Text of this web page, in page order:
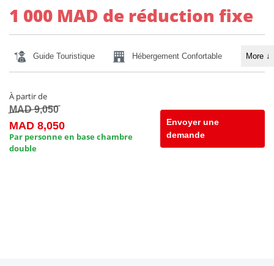
1 000 MAD de réduction fixe
Guide Touristique Hébergement Confortable More ↓
À partir de
MAD 9,050
MAD 8,050
Par personne en base chambre
double
Envoyer une
demande